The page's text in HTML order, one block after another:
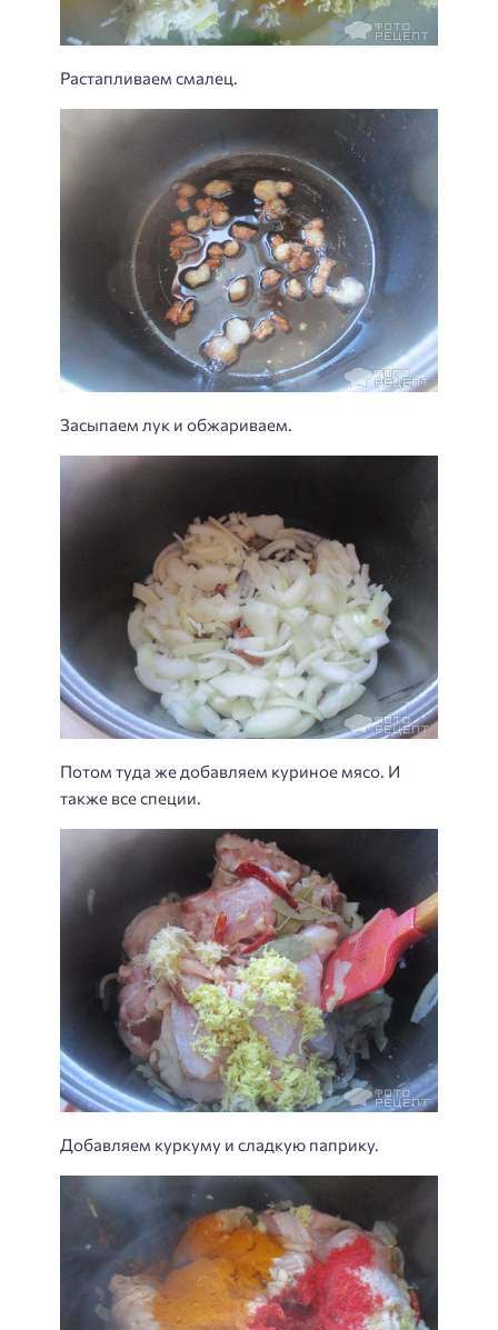
Растапливаем смалец.
Засыпаем лук и обжариваем.
Потом туда же добавляем куриное мясо. И
также все специи.
Добавляем куркуму и сладкую паприку.